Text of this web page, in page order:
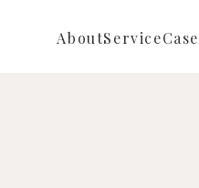
AboutServiceCase